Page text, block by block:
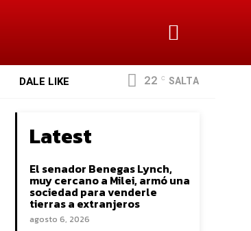
DALE LIKE 22 C SALTA
Latest
El senador Benegas Lynch,
muy cercano a Milei, armó una
sociedad para venderle
tierras a extranjeros
agosto 6, 2026